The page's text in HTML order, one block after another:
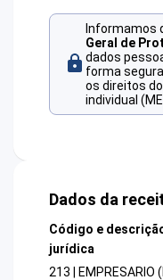
Informamos
Geral de
dados
forma
os direitos
individual
Dados da
Código e
jurídica
213 | EMPRESARIO